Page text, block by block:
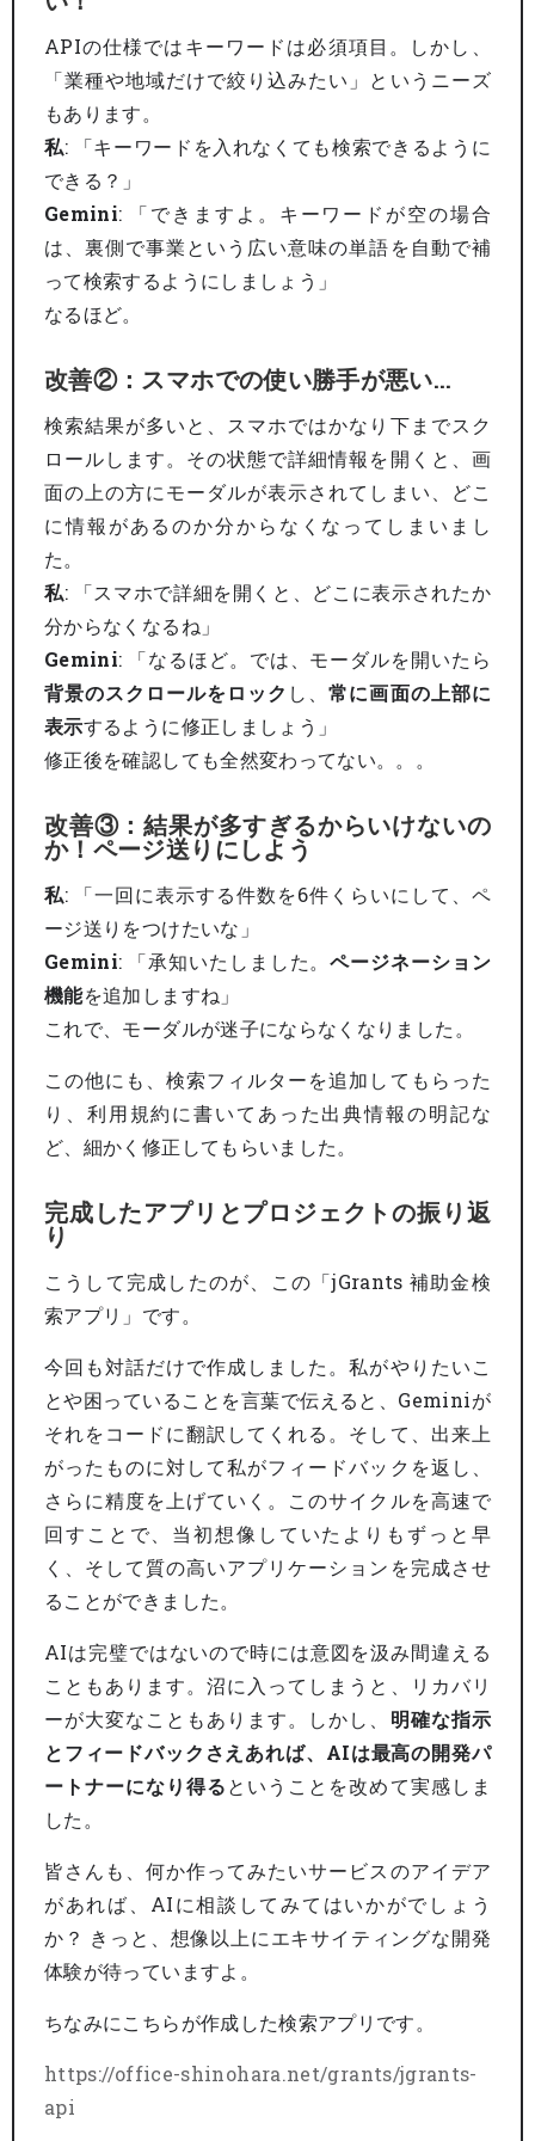
APIの仕様ではキーワードは必須項目。しかし、
「業種や地域だけで絞り込みたい」というニーズ
もあります。
私: 「キーワードを入れなくても検索できるように
できる？」
Gemini: 「できますよ。キーワードが空の場合
は、裏側で事業という広い意味の単語を自動で補
って検索するようにしましょう」
なるほど。
改善②：スマホでの使い勝手が悪い…
検索結果が多いと、スマホではかなり下までスク
ロールします。その状態で詳細情報を開くと、画
面の上の方にモーダルが表示されてしまい、どこ
に情報があるのか分からなくなってしまいまし
た。
私: 「スマホで詳細を開くと、どこに表示されたか
分からなくなるね」
Gemini: 「なるほど。では、モーダルを開いたら
背景のスクロールをロック し、常に画面の上部に
表示するように修正しましょう」
修正後を確認しても全然変わってない。。。
改善③：結果が多すぎるからいけないの
か！ページ送りにしよう
私: 「一回に表示する件数を6件くらいにして、ペ
ージ送りをつけたいな」
Gemini: 「承知いたしました。ページネーション
機能を追加しますね」
これで、モーダルが迷子にならなくなりました。
この他にも、検索フィルターを追加してもらった
り、利用規約に書いてあった出典情報の明記な
ど、細かく修正してもらいました。
完成したアプリとプロジェクトの振り返
り
こうして完成したのが、この「jGrants 補助金検
索アプリ」です。
今回も対話だけで作成しました。私がやりたいこ
とや困っていることを言葉で伝えると、Geminiが
それをコードに翻訳してくれる。そして、出来上
がったものに対して私がフィードバックを返し、
さらに精度を上げていく。このサイクルを高速で
回すことで、当初想像していたよりもずっと早
く、そして質の高いアプリケーションを完成させ
ることができました。
AIは完璧ではないので時には意図を汲み間違える
こともあります。沼に入ってしまうと、リカバリ
ーが大変なこともあります。しかし、 明確な指示
とフィードバックさえあれば、AIは最高の開発パ
ートナーになり得るということを改めて実感しま
した。
皆さんも、何か作ってみたいサービスのアイデア
があれば、AIに相談してみてはいかがでしょう
か？ きっと、想像以上にエキサイティングな開発
体験が待っていますよ。
ちなみにこちらが作成した検索アプリです。
https://office-shinohara.net/grants/jgrants-
api